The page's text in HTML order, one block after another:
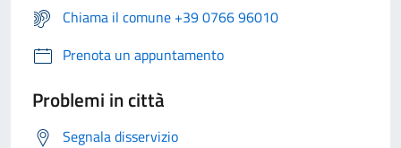
Chiama il comune +39 0766 96010
Prenota un appuntamento
Problemi in città
Segnala disservizio